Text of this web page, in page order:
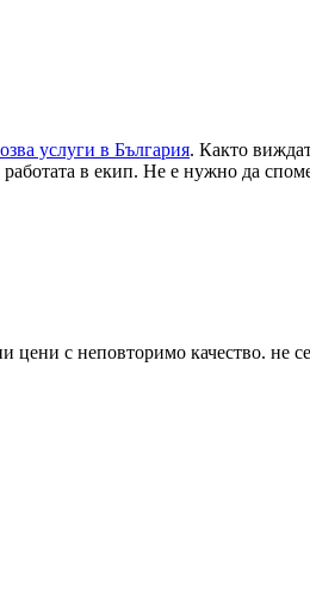
услуги в България. Както
в екип. Не е нужно да
с неповторимо качество. не